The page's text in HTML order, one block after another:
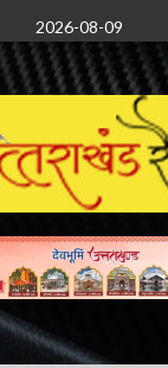
2026-08-09